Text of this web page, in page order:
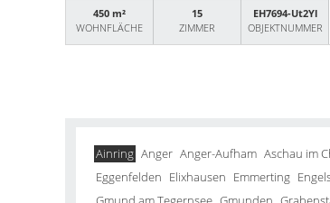
450 m²
WOHNFLÄCHE
15
ZIMMER
EH7694-Ut2Yl
OBJEKTNUMMER
Ainring Anger Anger-Aufham Aschau im
Eggenfelden Elixhausen Emmerting